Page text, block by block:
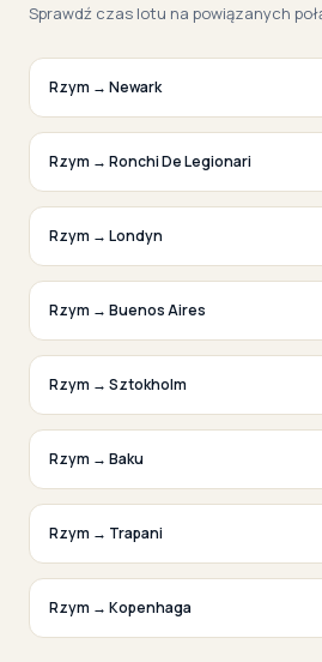
Sprawdź czas lotu na powiązanych
Rzym → Newark
Rzym → Ronchi De Legionari
Rzym → Londyn
Rzym → Buenos Aires
Rzym → Sztokholm
Rzym → Baku
Rzym → Trapani
Rzym → Kopenhaga